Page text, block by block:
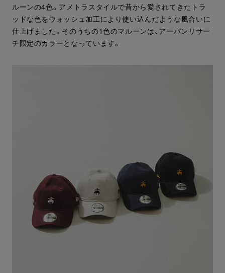
ルーンの4色。アメトラスタイルで昔から愛されてきたトラ
ッドな色をウォッシュ加工により使い込んだような風合いに
仕上げました。そのうちの1色のマルーンは、アーバンリサー
チ限定のカラーとなっています。